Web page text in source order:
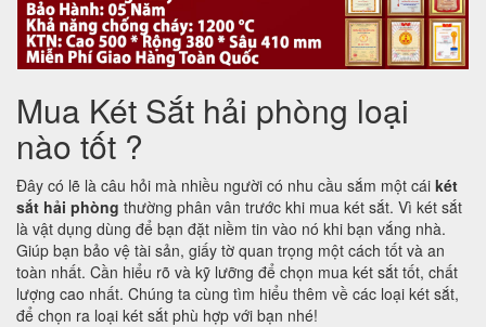
Mua Két Sắt hải phòng loại
nào tốt ?
Đây có lẽ là câu hỏi mà nhiều người có nhu cầu sắm một cái két
sắt hải phòng thường phân vân trước khi mua két sắt. Vì két sắt
là vật dụng dùng để bạn đặt niềm tin vào nó khi bạn vắng nhà.
Giúp bạn bảo vệ tài sản, giấy tờ quan trọng một cách tốt và an
toàn nhất. Cần hiểu rõ và kỹ lưỡng để chọn mua két sắt tốt, chất
lượng cao nhất. Chúng ta cùng tìm hiểu thêm về các loại két sắt,
để chọn ra loại két sắt phù hợp với bạn nhé!